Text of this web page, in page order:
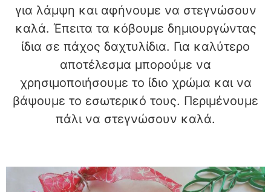
για λάμψη και αφήνουμε να στεγνώσουν
καλά. Έπειτα τα κόβουμε δημιουργώντας
ίδια σε πάχος δαχτυλίδια. Για καλύτερο
αποτέλεσμα μπορούμε να
χρησιμοποιήσουμε το ίδιο χρώμα και να
βάψουμε το εσωτερικό τους. Περιμένουμε
πάλι να στεγνώσουν καλά.